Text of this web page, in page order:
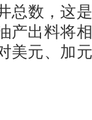
数，这是
产出料将
美元、加